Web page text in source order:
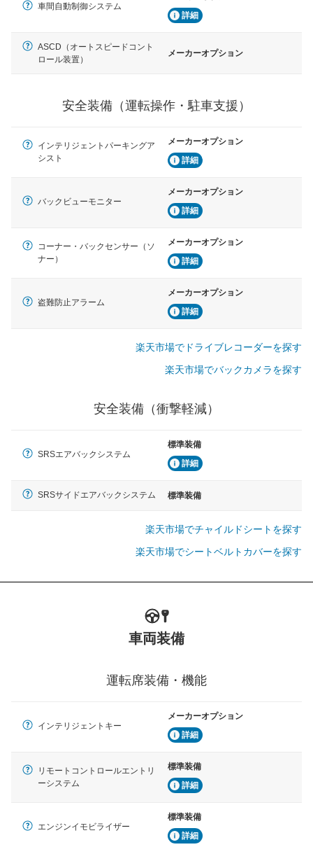
駐車をスムーズに行うためにインテリジェンスパーキン
グ・アシストやサイドブラインドモニターなどが装備さ
衝撃軽減
ルトなどが装備されています。
車間自動制御システム
詳細
ASCD（オートスピードコント
ロール装置）
メーカーオプション
安全装備（運転操作・駐車支援）
インテリジェントパーキングア
シスト
メーカーオプション
詳細
バックビューモニター
メーカーオプション
詳細
コーナー・バックセンサー（ソ
ナー）
メーカーオプション
詳細
盗難防止アラーム
メーカーオプション
詳細
楽天市場でドライブレコーダーを探す
楽天市場でバックカメラを探す
安全装備（衝撃軽減）
SRSエアバックシステム
標準装備
詳細
SRSサイドエアバックシステム 標準装備
楽天市場でチャイルドシートを探す
楽天市場でシートベルトカバーを探す
車両装備
運転席装備・機能
インテリジェントキー
メーカーオプション
詳細
リモートコントロールエントリ
ーシステム
標準装備
詳細
エンジンイモビライザー
標準装備
詳細